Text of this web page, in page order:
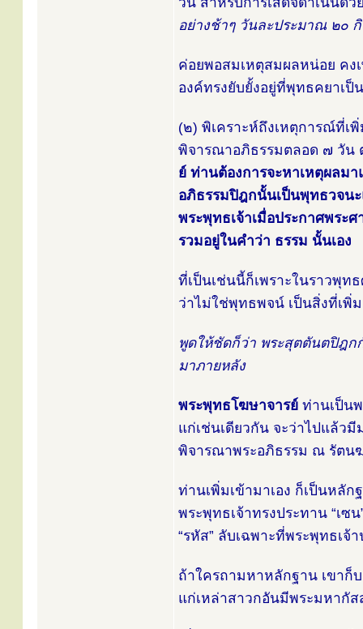
อย่างช้าๆ วันละประมาณ ๒๐ กิ
ค่อยพอสมเหตุสมผลหน่อย คง
องค์ทรงยับยั้งอยู่ที่พุทธคยาเป็
(๒) พิเคราะห์ถึงเหตุการณ์ที่เ
พิจารณาอภิธรรมตลอด ๗ วัน
ย์ ท่านต้องการจะหาเหตุผลม
อภิธรรมปิฎกนั้นเป็นพุทธวจน
พระพุทธเจ้าเมื่อประกาศพระ
รวมอยู่ในคำว่า ธรรม นั้นเอง
ที่เป็นเช่นนี้ก็เพราะในราวพุ
ว่าไม่ใช่พุทธพจน์ เป็นสิ่งที่เ
พูดให้ชัดก็ว่า พระสุตตันตปิฎก
มาภายหลัง
พระพุทธโฆษาจารย์ ท่านเป็น
แก่เช่นเดียวกัน จะว่าไปแล้ว
พิจารณาพระอภิธรรม ณ รัตน
ท่านเพิ่มเข้ามาเอง ก็เป็นหลัก
พระพุทธเจ้าทรงประทาน “เซ
“รหัส” ลับเฉพาะที่พระพุทธเจ้
ถ้าใครถามหาหลักฐาน เขา
แก่เหล่าสาวกอันมีพระมหากั